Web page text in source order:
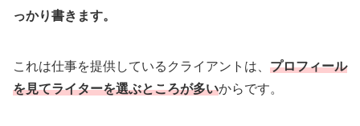
っかり書きます。
これは仕事を提供しているクライアントは、 プロフィール
を見てライターを選ぶところが多いからです。